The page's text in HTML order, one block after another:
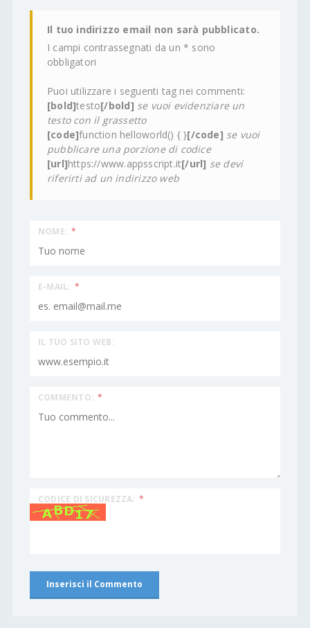
Il tuo indirizzo email non sarà pubblicato.
I campi contrassegnati da un * sono
obbligatori
Puoi utilizzare i seguenti tag nei commenti:
[bold]testo[/bold] se vuoi evidenziare un
testo con il grassetto
[code]function helloworld() { }[/code] se vuoi
pubblicare una porzione di codice
[url]https://www.appsscript.it[/url] se devi
riferirti ad un indirizzo web
NOME: *
E-MAIL: *
IL TUO SITO WEB:
COMMENTO: *
CODICE DI SICUREZZA: *